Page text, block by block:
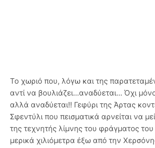
Το χωριό που, λόγω και της
αντί να βουλιάζει...αναδύεται... Όχι
αλλά αναδύεται!! Γεφύρι της Άρτας
Σφεντύλι που πεισματικά αρνείται να
της τεχνητής λίμνης του φράγματος
μερικά χιλιόμετρα έξω από την